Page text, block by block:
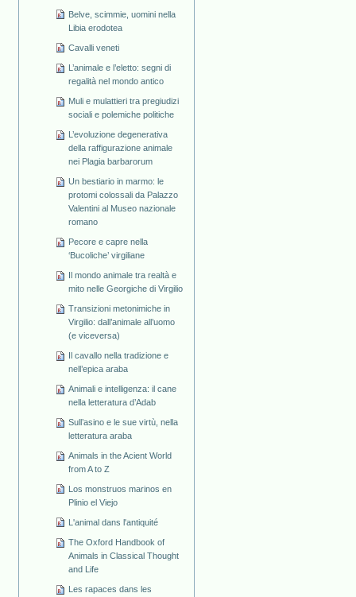
Belve, scimmie, uomini nella
Libia erodotea
Cavalli veneti
L’animale e l’eletto: segni di
regalità nel mondo antico
Muli e mulattieri tra pregiudizi
sociali e polemiche politiche
L’evoluzione degenerativa
della raffigurazione animale
nei Plagia barbarorum
Un bestiario in marmo: le
protomi colossali da Palazzo
Valentini al Museo nazionale
romano
Pecore e capre nella
‘Bucoliche’ virgiliane
Il mondo animale tra realtà e
mito nelle Georgiche di Virgilio
Transizioni metonimiche in
Virgilio: dall’animale all’uomo
(e viceversa)
Il cavallo nella tradizione e
nell’epica araba
Animali e intelligenza: il cane
nella letteratura d’Adab
Sull’asino e le sue virtù, nella
letteratura araba
Animals in the Acient World
from A to Z
Los monstruos marinos en
Plinio el Viejo
L'animal dans l'antiquité
The Oxford Handbook of
Animals in Classical Thought
and Life
Les rapaces dans les